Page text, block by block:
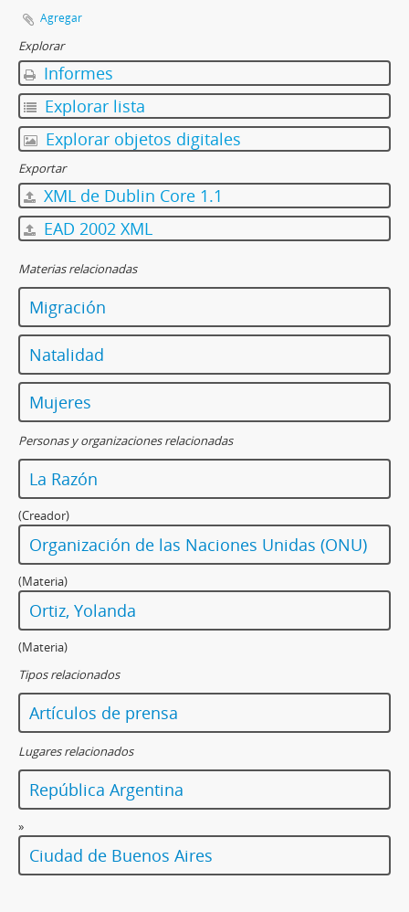
Agregar
Explorar
Informes
Explorar lista
Explorar objetos digitales
Exportar
XML de Dublin Core 1.1
EAD 2002 XML
Materias relacionadas
Migración
Natalidad
Mujeres
Personas y organizaciones relacionadas
La Razón
(Creador)
Organización de las Naciones Unidas (ONU)
(Materia)
Ortiz, Yolanda
(Materia)
Tipos relacionados
Artículos de prensa
Lugares relacionados
República Argentina
»
Ciudad de Buenos Aires